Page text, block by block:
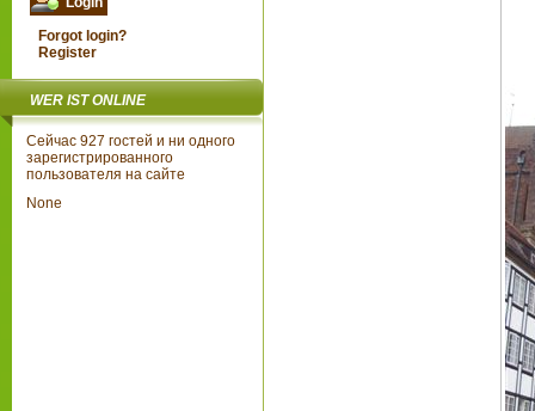
Forgot login?
Register
WER IST ONLINE
Сейчас 927 гостей и ни одного
зарегистрированного
пользователя на сайте
None